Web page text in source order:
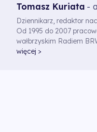
Tomasz Kuriata -
Dziennikarz, redaktor
Od 1995 do 2007
wałbrzyskim Radiem
więcej >